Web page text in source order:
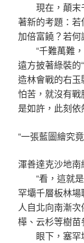
現在，顛末
著新的考題：
加倍富饒？若
“千難萬難，
遠方披著綠裝的
造林會戰的右玉
怕苦，就沒有
是如許，此刻依
“一張藍圖繪究
渾善達克沙地南
“看，這就是
罕壩千層板林場
人自北向南漸
樺、云杉等樹苗
眼下，塞罕壩